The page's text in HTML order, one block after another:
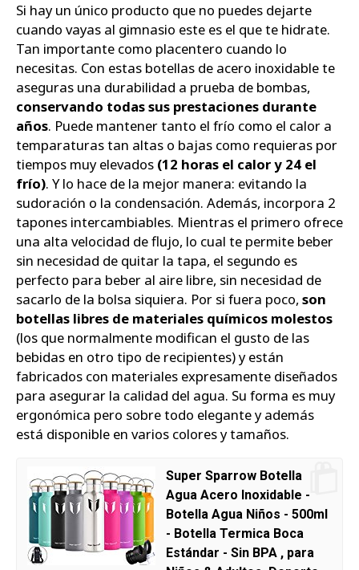
Si hay un único producto que no puedes dejarte
cuando vayas al gimnasio este es el que te hidrate.
Tan importante como placentero cuando lo
necesitas. Con estas botellas de acero inoxidable te
aseguras una durabilidad a prueba de bombas,
conservando todas sus prestaciones durante
años. Puede mantener tanto el frío como el calor a
temparaturas tan altas o bajas como requieras por
tiempos muy elevados (12 horas el calor y 24 el
frío). Y lo hace de la mejor manera: evitando la
sudoración o la condensación. Además, incorpora 2
tapones intercambiables. Mientras el primero ofrece
una alta velocidad de flujo, lo cual te permite beber
sin necesidad de quitar la tapa, el segundo es
perfecto para beber al aire libre, sin necesidad de
sacarlo de la bolsa siquiera. Por si fuera poco, son
botellas libres de materiales químicos molestos
(los que normalmente modifican el gusto de las
bebidas en otro tipo de recipientes) y están
fabricados con materiales expresamente diseñados
para asegurar la calidad del agua. Su forma es muy
ergonómica pero sobre todo elegante y además
está disponible en varios colores y tamaños.
Super Sparrow Botella
Agua Acero Inoxidable -
Botella Agua Niños - 500ml
- Botella Termica Boca
Estándar - Sin BPA , para